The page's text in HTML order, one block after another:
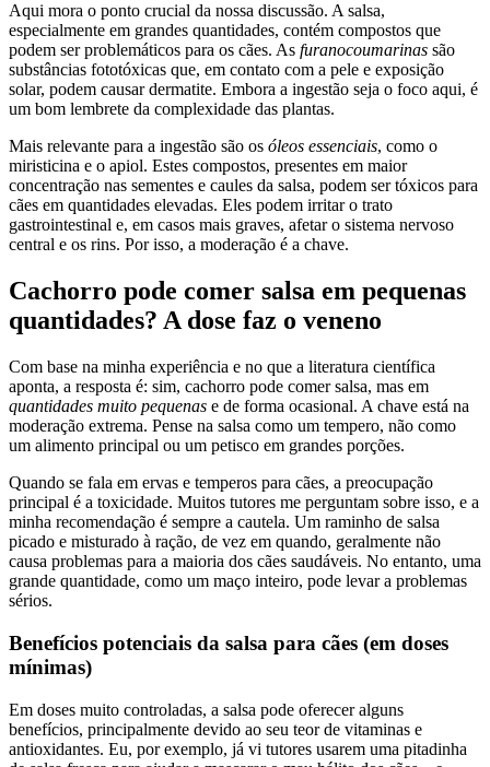
Aqui mora o ponto crucial da nossa discussão. A salsa,
especialmente em grandes quantidades, contém compostos que
podem ser problemáticos para os cães. As furanocoumarinas são
substâncias fototóxicas que, em contato com a pele e exposição
solar, podem causar dermatite. Embora a ingestão seja o foco aqui, é
um bom lembrete da complexidade das plantas.
Mais relevante para a ingestão são os óleos essenciais, como o
miristicina e o apiol. Estes compostos, presentes em maior
concentração nas sementes e caules da salsa, podem ser tóxicos para
cães em quantidades elevadas. Eles podem irritar o trato
gastrointestinal e, em casos mais graves, afetar o sistema nervoso
central e os rins. Por isso, a moderação é a chave.
Cachorro pode comer salsa em pequenas
quantidades? A dose faz o veneno
Com base na minha experiência e no que a literatura científica
aponta, a resposta é: sim, cachorro pode comer salsa, mas em
quantidades muito pequenas e de forma ocasional. A chave está na
moderação extrema. Pense na salsa como um tempero, não como
um alimento principal ou um petisco em grandes porções.
Quando se fala em ervas e temperos para cães, a preocupação
principal é a toxicidade. Muitos tutores me perguntam sobre isso, e a
minha recomendação é sempre a cautela. Um raminho de salsa
picado e misturado à ração, de vez em quando, geralmente não
causa problemas para a maioria dos cães saudáveis. No entanto, uma
grande quantidade, como um maço inteiro, pode levar a problemas
sérios.
Benefícios potenciais da salsa para cães (em doses
mínimas)
Em doses muito controladas, a salsa pode oferecer alguns
benefícios, principalmente devido ao seu teor de vitaminas e
antioxidantes. Eu, por exemplo, já vi tutores usarem uma pitadinha